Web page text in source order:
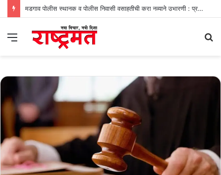
मडगाव पोलीस स्थानक व पोलीस निवासी वसाहतीची करा नव्याने उभारणी : प्रभव नायक
Menu